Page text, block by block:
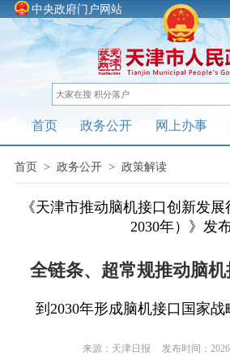
中央政府门户网站
首页 政务公开 网上办事
首页> 政务公开> 政策解读
《天津市推动脑机接口创新发
2030年）》发
全链条、超常规推动脑
到2030年形成脑机接口国家
来源：天津日报 发布时间：